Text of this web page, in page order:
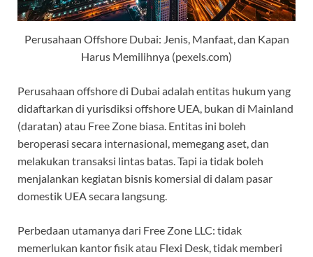
Perusahaan Offshore Dubai: Jenis, Manfaat, dan Kapan
Harus Memilihnya (pexels.com)
Perusahaan offshore di Dubai adalah entitas hukum yang
didaftarkan di yurisdiksi offshore UEA, bukan di Mainland
(daratan) atau Free Zone biasa. Entitas ini boleh
beroperasi secara internasional, memegang aset, dan
melakukan transaksi lintas batas. Tapi ia tidak boleh
menjalankan kegiatan bisnis komersial di dalam pasar
domestik UEA secara langsung.
Perbedaan utamanya dari Free Zone LLC: tidak
memerlukan kantor fisik atau Flexi Desk, tidak memberi